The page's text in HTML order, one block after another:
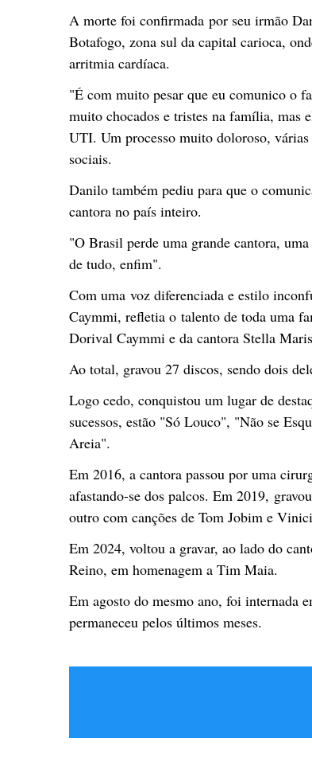
A morte foi confirmada por seu irmão
Botafogo, zona sul da capital carioca,
arritmia cardíaca.
"É com muito pesar que eu comunico o
muito chocados e tristes na família, mas
UTI. Um processo muito doloroso,
sociais.
Danilo também pediu para que o
cantora no país inteiro.
"O Brasil perde uma grande cantora,
de tudo, enfim".
Com uma voz diferenciada e estilo
Caymmi, refletia o talento de toda uma
Dorival Caymmi e da cantora Stella
Ao total, gravou 27 discos, sendo dois
Logo cedo, conquistou um lugar de
sucessos, estão "Só Louco", "Não se
Areia".
Em 2016, a cantora passou por uma
afastando-se dos palcos. Em 2019,
outro com canções de Tom Jobim e
Em 2024, voltou a gravar, ao lado do
Reino, em homenagem a Tim Maia.
Em agosto do mesmo ano, foi internada
permaneceu pelos últimos meses.